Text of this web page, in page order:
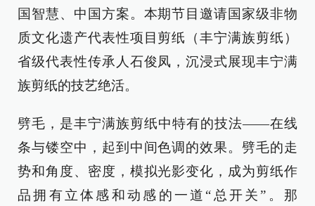
国智慧、中国方案。本期节目邀请国家级非物
质文化遗产代表性项目剪纸（丰宁满族剪纸）
省级代表性传承人石俊凤，沉浸式展现丰宁满
族剪纸的技艺绝活。
劈毛，是丰宁满族剪纸中特有的技法——在线
条与镂空中，起到中间色调的效果。劈毛的走
势和角度、密度，模拟光影变化，成为剪纸作
品拥有立体感和动感的一道“总开关”。那